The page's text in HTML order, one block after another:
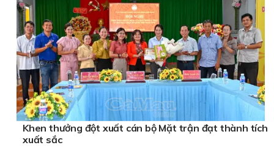
Khen thưởng đột xuất cán bộ Mặt trận đạt thành tích
xuất sắc